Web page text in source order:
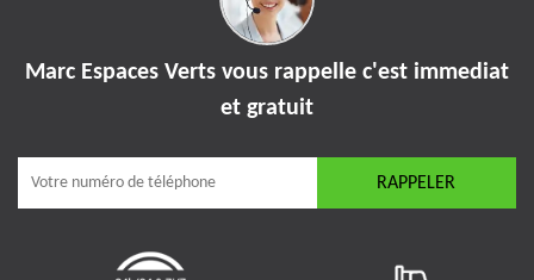
Marc Espaces Verts vous rappelle c'est immediat
et gratuit